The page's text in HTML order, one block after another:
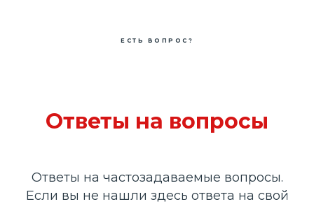
ЕСТЬ ВОПРОС?
Ответы на вопросы
Ответы на частозадаваемые вопросы.
Если вы не нашли здесь ответа на свой